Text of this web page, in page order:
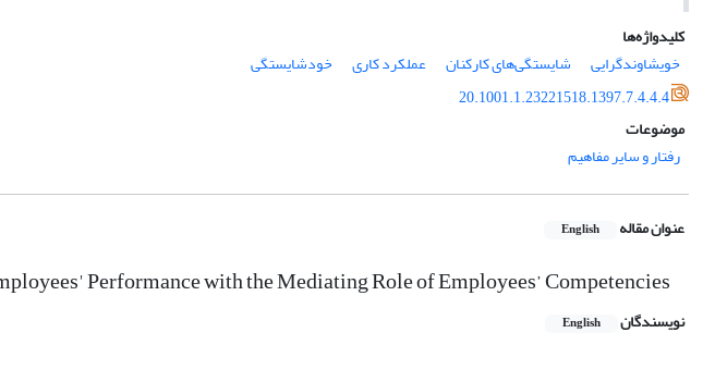
کلیدواژه‌ها
خویشاوندگرایی
شایستگی‌های کارکنان عملکرد کاری
خودشایستگی
20.1001.1.23221518.1397.7.4.4.4
موضوعات
رفتار و سایر مفاهیم
عنوان مقاله English
Performance with the Mediating Role of Employees’ Competencies
نویسندگان English